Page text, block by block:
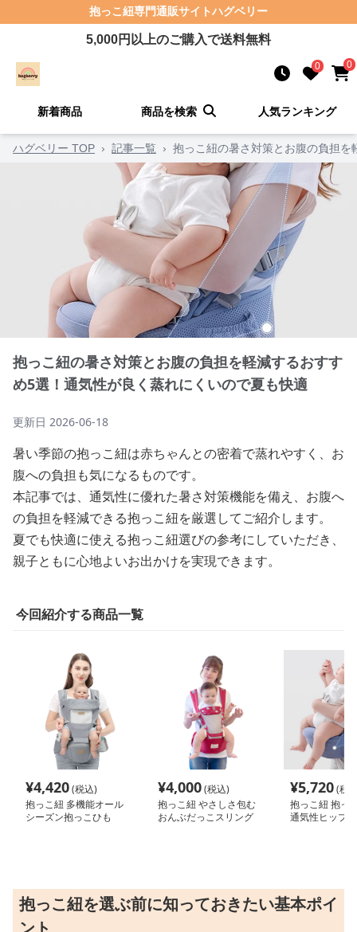
抱っこ紐専門通販サイトハグベリー
5,000円以上のご購入で送料無料
0 0
新着商品 商品を検索 人気ランキング
ハグベリー TOP › 記事一覧 › 抱っこ紐の暑さ対策とお腹の負担
抱っこ紐の暑さ対策とお腹の負担を軽減するおすす
め5選！通気性が良く蒸れにくいので夏も快適
更新日 2026-06-18
暑い季節の抱っこ紐は赤ちゃんとの密着で蒸れやすく、お
腹への負担も気になるものです。
本記事では、通気性に優れた暑さ対策機能を備え、お腹へ
の負担を軽減できる抱っこ紐を厳選してご紹介します。
夏でも快適に使える抱っこ紐選びの参考にしていただき、
親子ともに心地よいお出かけを実現できます。
今回紹介する商品一覧
¥4,420(税込)
抱っこ紐 多機能オール
シーズン抱っこひも
¥4,000(税込)
抱っこ紐 やさしさ包む
おんぶだっこスリング
¥5,720(税
抱っこ紐 抱っ
通気性ヒップ
抱っこ紐を選ぶ前に知っておきたい基本ポイ
ント